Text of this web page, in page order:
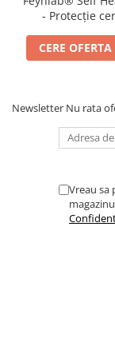
accentuat.
- Protecție
CERE OFERTA
Newsletter Nu rata
Vreau sa